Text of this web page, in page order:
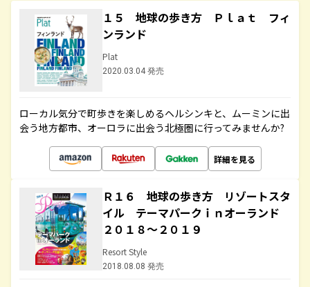
１５ 地球の歩き方 Ｐｌａｔ フィ
ンランド
Plat
2020.03.04 発売
ローカル気分で町歩きを楽しめるヘルシンキと、ムーミンに出
会う地方都市、オーロラに出会う北極圏に行ってみませんか?
詳細を見る
Ｒ１６ 地球の歩き方 リゾートスタ
イル テーマパークｉｎオーランド
２０１８～２０１９
Resort Style
2018.08.08 発売